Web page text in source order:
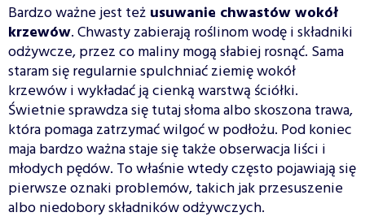
Bardzo ważne jest też usuwanie chwastów wokół
krzewów. Chwasty zabierają roślinom wodę i składniki
odżywcze, przez co maliny mogą słabiej rosnąć. Sama
staram się regularnie spulchniać ziemię wokół
krzewów i wykładać ją cienką warstwą ściółki.
Świetnie sprawdza się tutaj słoma albo skoszona trawa,
która pomaga zatrzymać wilgoć w podłożu. Pod koniec
maja bardzo ważna staje się także obserwacja liści i
młodych pędów. To właśnie wtedy często pojawiają się
pierwsze oznaki problemów, takich jak przesuszenie
albo niedobory składników odżywczych.